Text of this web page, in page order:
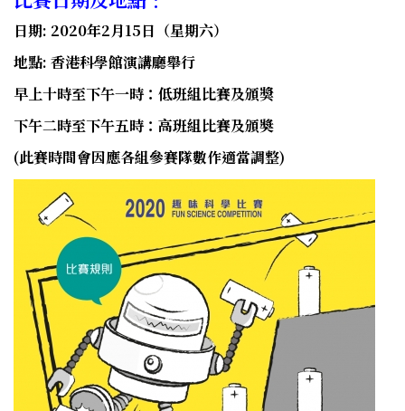
日期: 2020年2月15日（星期六）
地點: 香港科學館演講廳舉行
早上十時至下午一時：低班組比賽及頒獎
下午二時至下午五時：高班組比賽及頒奬
(此賽時間會因應各組參賽隊數作適當調整)